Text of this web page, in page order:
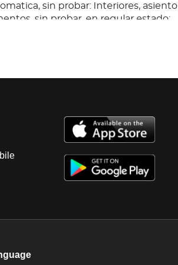
sin probar: Interiores, asiento
sin probar, en regular estado;